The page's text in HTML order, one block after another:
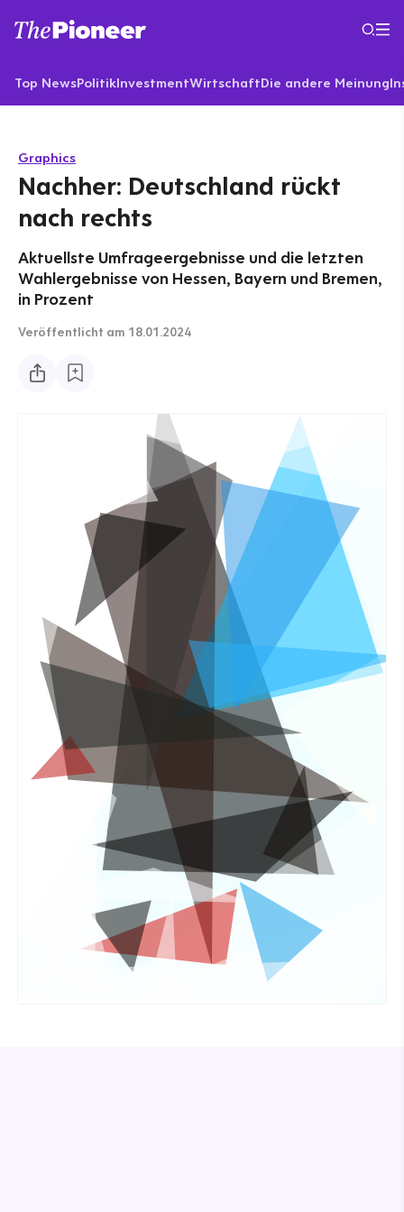
Top NewsPolitikInvestmentWirtschaftDie andere Meinung
Graphics
Nachher: Deutschland rückt
nach rechts
Aktuellste Umfrageergebnisse und die letzten
Wahlergebnisse von Hessen, Bayern und Bremen,
in Prozent
Veröffentlicht am 18.01.2024